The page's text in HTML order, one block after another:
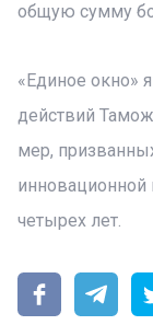
общую сумму
«Единое окно»
действий
мер,
четырех лет.